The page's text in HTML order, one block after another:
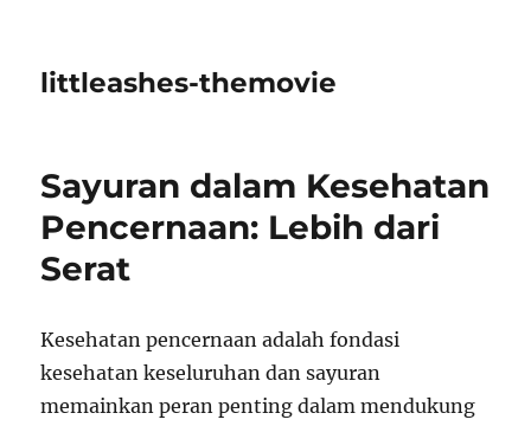
littleashes-themovie
Sayuran dalam Kesehatan
Pencernaan: Lebih dari
Serat
Kesehatan pencernaan adalah fondasi
kesehatan keseluruhan dan sayuran
memainkan peran penting dalam mendukung